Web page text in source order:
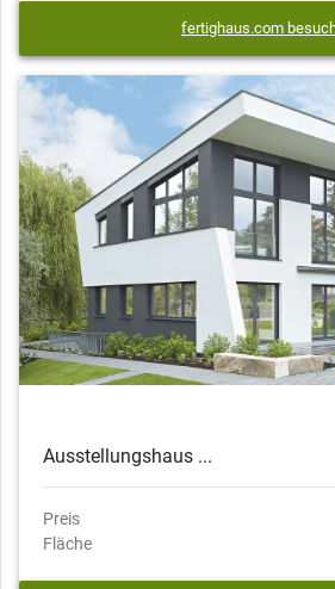
fertighaus.com
Ausstellungshaus ...
Preis
Fläche